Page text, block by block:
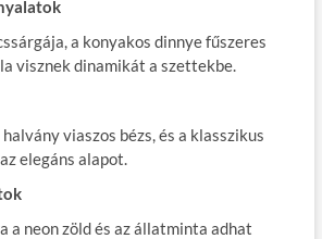
a konyakos dinnye fűszeres
visznek dinamikát a szettekbe.
viaszos bézs, és a klasszikus
elegáns alapot.
a neon zöld és az állatminta adhat